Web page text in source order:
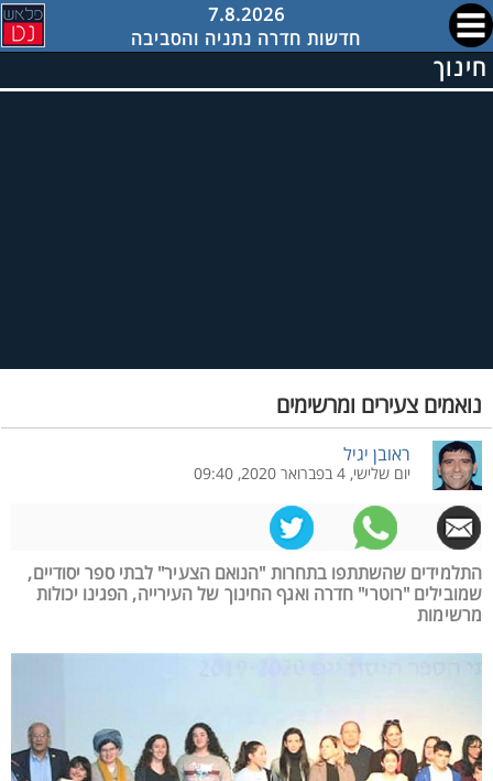
7.8.2026
חדשות חדרה נתניה והסביבה
חינוך
נואמים צעירים ומרשימים
ראובן יגיל
יום שלישי, 4 בפברואר 2020, 09:40
התלמידים שהשתתפו בתחרות "הנואם הצעיר" לבתי ספר יסודיים,
שמובילים "רוטרי" חדרה ואגף החינוך של העירייה, הפגינו יכולות
מרשימות